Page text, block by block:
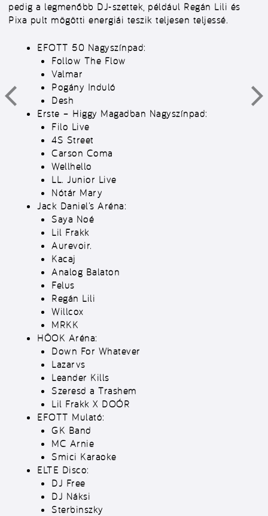
pedig a legmenőbb DJ-szettek, például Regán Lili és
Pixa pult mögötti energiái teszik teljesen teljessé.
EFOTT 50 Nagyszínpad:
Follow The Flow
Valmar
Pogány Induló
Desh
Erste – Higgy Magadban Nagyszínpad:
Filo Live
4S Street
Carson Coma
Wellhello
LL. Junior Live
Nótár Mary
Jack Daniel’s Aréna:
Saya Noé
Lil Frakk
Aurevoir.
Kacaj
Analog Balaton
Felus
Regán Lili
Willcox
MRKK
HÖOK Aréna:
Down For Whatever
Lazarvs
Leander Kills
Szeresd a Trashem
Lil Frakk X DOÓR
EFOTT Mulató:
GK Band
MC Arnie
Smici Karaoke
ELTE Disco:
DJ Free
DJ Náksi
Sterbinszky